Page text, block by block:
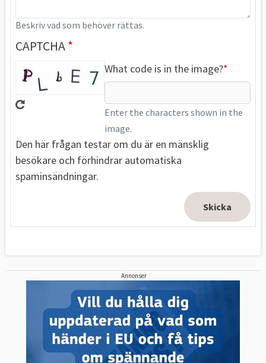
Beskriv vad som behöver rättas.
CAPTCHA
What code is in the image?
Enter the characters shown in the
image.
Den här frågan testar om du är en mänsklig
besökare och förhindrar automatiska
spaminsändningar.
Annonser